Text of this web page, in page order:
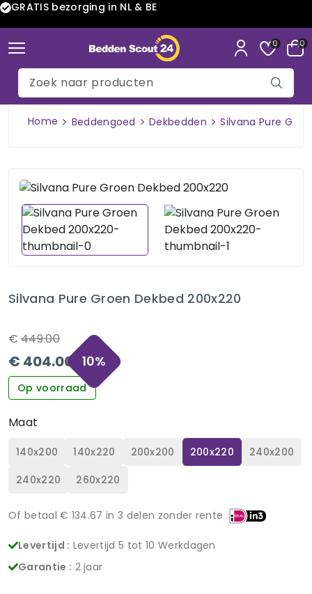
GRATIS bezorging in NL & BE
0 0
Home Beddengoed Dekbedden Silvana Pure
Silvana Pure Groen Dekbed 200x220
€ 449.00
€ 404.00 10%
Op voorraad
Maat
140x200 140x220 200x200 200x220
240x200
240x220
260x220
Of betaal € 134.67 in 3 delen zonder rente
Levertijd : Levertijd 5 tot 10 Werkdagen
Garantie : 2 jaar